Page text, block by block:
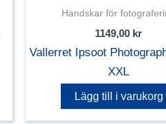
Handskar för
1149,00 kr
Vallerret Ipsoot
XXL
Lägg till i varukorg